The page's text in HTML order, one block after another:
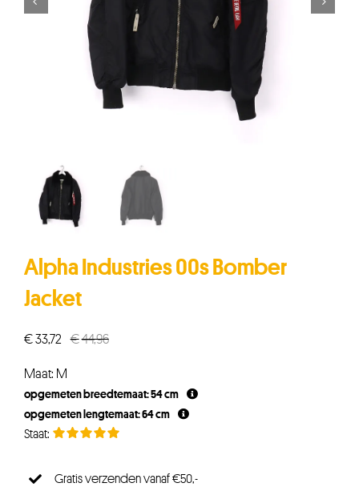
Alpha Industries 00s Bomber
Jacket
€44,96Oorspronkelijke
€44,96.
€33,72
Huidige
€33,72.
Maat: M
opgemeten breedtemaat: 54 cm
opgemeten lengtemaat: 64 cm
Gratis verzenden vanaf €50,-